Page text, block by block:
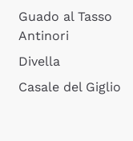
Guado al Tasso
Antinori
Divella
Casale del Giglio